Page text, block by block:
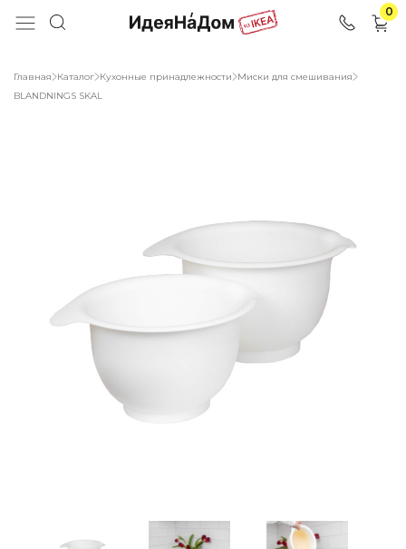
0
Главная Каталог Кухонные принадлежности
Миски для смешивания
BLANDNINGS SKAL